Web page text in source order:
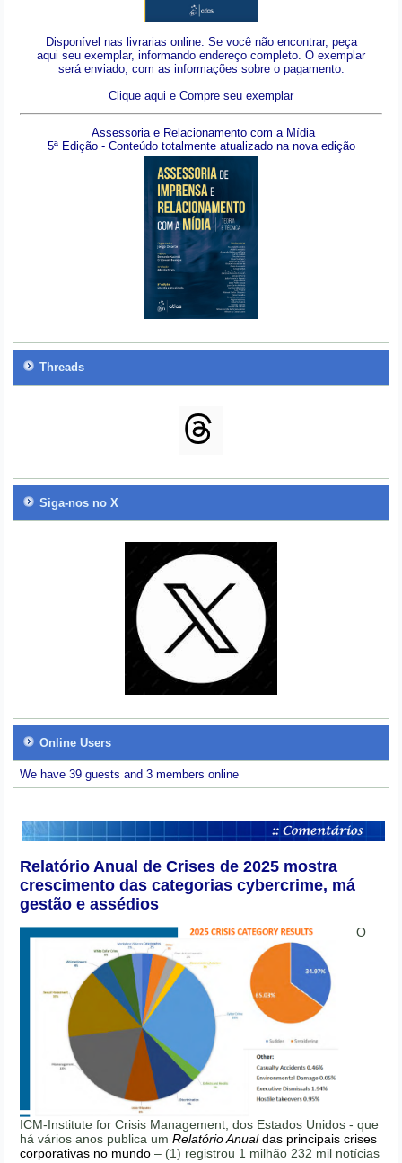
Disponível nas livrarias online. Se você não encontrar, peça
aqui seu exemplar, informando endereço completo. O exemplar
será enviado, com as informações sobre o pagamento.
Clique aqui e Compre seu exemplar
Assessoria e Relacionamento com a Mídia
5ª Edição - Conteúdo totalmente atualizado na nova edição
Threads
Siga-nos no X
Online Users
We have 39 guests and 3 members online
Relatório Anual de Crises de 2025 mostra
crescimento das categorias cybercrime, má
gestão e assédios
O
ICM-Institute for Crisis Management, dos Estados Unidos - que
há vários anos publica umRelatório Anualdas principais crises
corporativas no mundo – (1) registrou 1 milhão 232 mil notícias